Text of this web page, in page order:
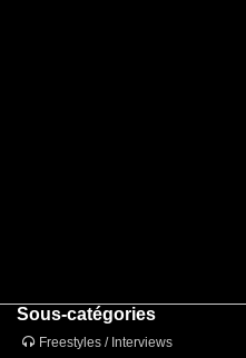
Sous-catégories
Freestyles / Interviews